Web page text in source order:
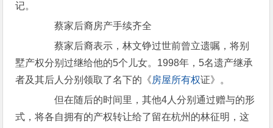
记。
蔡家后裔房产手续齐全
蔡家后裔表示，林文铮过世前曾立遗嘱，将别
墅产权分别过继给他的5个儿女。1998年，5名遗产继承
者及其后人分别领取了名下的《房屋所有权证》。
但在随后的时间里，其他4人分别通过赠与的形
式，将各自拥有的产权转让给了留在杭州的林征明，这